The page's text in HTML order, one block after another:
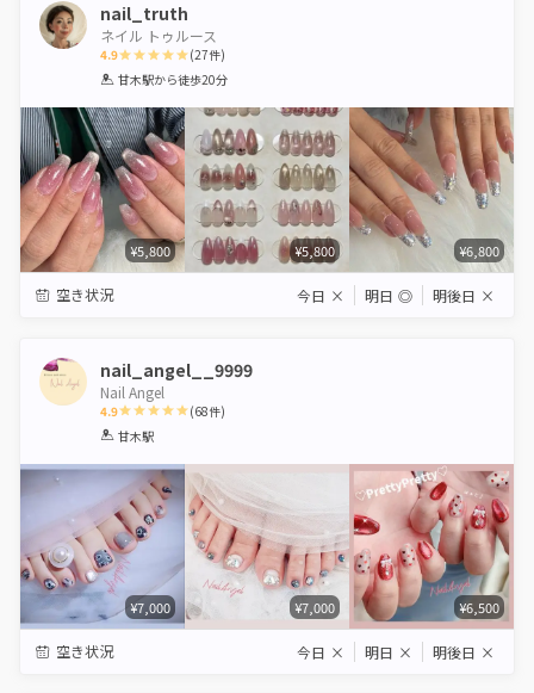
nail_truth
ネイル トゥルース
4.9
1 2 3 4 5
(27件)
甘木駅から徒歩20分
¥5,800 ¥5,800 ¥6,800
空き状況 今日 × 明日 ◎ 明後日 ×
nail_angel__9999
Nail Angel
4.9
1 2 3
(68件)
甘木駅
¥7,000 ¥7,000 ¥6,500
空き状況 今日 × 明日 × 明後日 ×